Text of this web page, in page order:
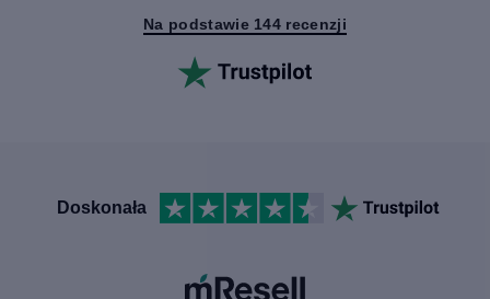
Na podstawie 144 recenzji
Doskonała